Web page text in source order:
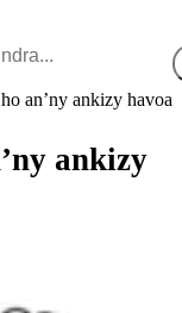
an’ny ankizy
ankizy